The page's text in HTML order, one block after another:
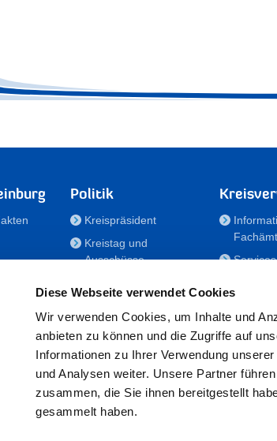
Diese Webseite verwendet Cookies
Wir verwenden Cookies, um Inhalte und
anbieten zu können und die Zugriffe auf
Informationen zu Ihrer Verwendung
und Analysen weiter. Unsere Partner
zusammen, die Sie ihnen bereitgestellt
gesammelt haben.
Politik
Kreispräsident
Kreistag und
Ausschüsse
für Menschen mit
Behinderung
Der
Kreisseniorenbeirat
Förderstiftung
Fördergesellschaft/Sportförderung
Services
RSS-